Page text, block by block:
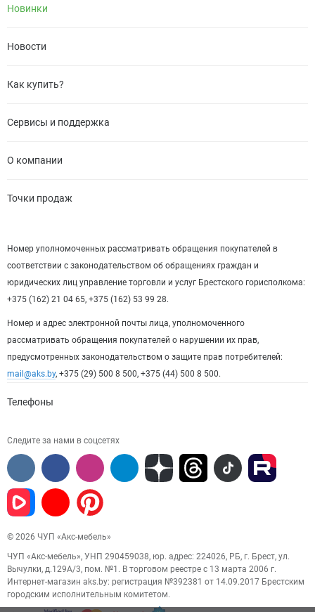
Новинки
Новости
Как купить?
Сервисы и поддержка
О компании
Точки продаж
Номер уполномоченных рассматривать обращения покупателей в
соответствии с законодательством об обращениях граждан и
юридических лиц управление торговли и услуг Брестского горисполкома:
+375 (162) 21 04 65, +375 (162) 53 99 28.
Номер и адрес электронной почты лица, уполномоченного
рассматривать обращения покупателей о нарушении их прав,
предусмотренных законодательством о защите прав потребителей:
mail@aks.by, +375 (29) 500 8 500, +375 (44) 500 8 500.
Телефоны
Следите за нами в соцсетях
© 2026 ЧУП «Акс-мебель»
ЧУП «Акс-мебель», УНП 290459038, юр. адрес: 224026, РБ, г. Брест, ул.
Вычулки, д.129А/3, пом. №1. В торговом реестре с 13 марта 2006 г.
Интернет-магазин aks.by: регистрация №392381 от 14.09.2017 Брестским
городским исполнительным комитетом.